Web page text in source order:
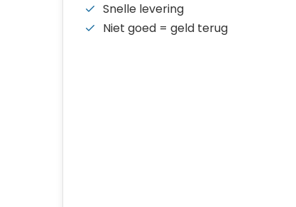
Snelle levering
Niet goed = geld terug